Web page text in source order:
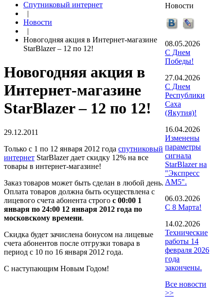
Спутниковый интернет
|
Новости
|
Новогодняя акция в Интернет-магазине
StarBlazer – 12 по 12!
Новогодняя акция в
Интернет-магазине
StarBlazer – 12 по 12!
29.12.2011
Только с 1 по 12 января 2012 года спутниковый
интернет StarBlazer дает скидку 12% на все
товары в интернет-магазине!
Заказ товаров может быть сделан в любой день.
Оплата товаров должна быть осуществлена с
лицевого счета абонента строго с 00:00 1
января по 24:00 12 января 2012 года по
московскому времени.
Скидка будет зачислена бонусом на лицевые
счета абонентов после отгрузки товара в
период с 10 по 16 января 2012 года.
С наступающим Новым Годом!
Новости
08.05.2026
С Днем
Победы!
27.04.2026
С Днем
Республики
Саха
(Якутия)!
16.04.2026
Изменены
параметры
сигнала
StarBlazer на
"Экспресс
АМ5".
06.03.2026
С 8 Марта!
14.02.2026
Технические
работы 14
февраля 2026
года
закончены.
Все новости
>>